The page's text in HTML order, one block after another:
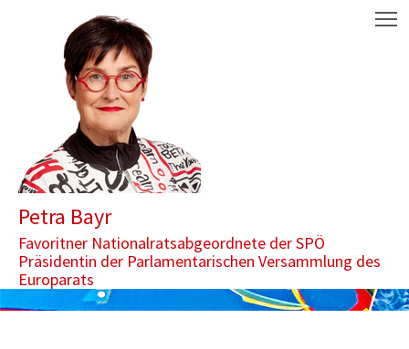
Aktuelle Seite: Bayr: „Geschlechtergerechtigkeit ist keine
Petra Bayr
Favoritner Nationalratsabgeordnete der SPÖ
Präsidentin der Parlamentarischen Versammlung des
Europarats